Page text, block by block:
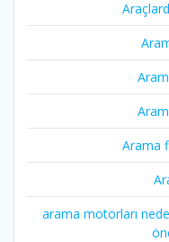
Arama
arama motorları